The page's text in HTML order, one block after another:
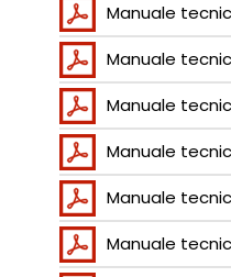
Manuale
Manuale
Manuale
Manuale
Manuale
Manuale